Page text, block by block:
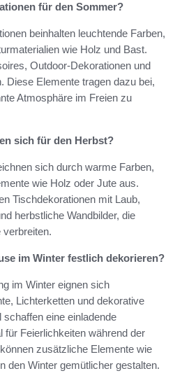
für den Sommer?
beinhalten leuchtende Farben,
wie Holz und Bast.
Outdoor-Dekorationen und
Diese Elemente tragen dazu bei,
Atmosphäre im Freien zu
sich für den Herbst?
sich durch warme Farben,
wie Holz oder Jute aus.
Tischdekorationen mit Laub,
herbstliche Wandbilder, die
im Winter festlich dekorieren?
im Winter eignen sich
Lichterketten und dekorative
eine einladende
für Feierlichkeiten während der
zusätzliche Elemente wie
den Winter gemütlicher gestalten.